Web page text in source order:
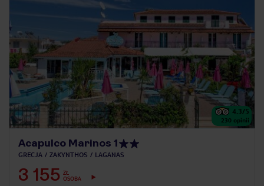
4.3/5
230 opinii
Acapulco Marinos 1
GRECJA ZAKYNTHOS LAGANAS
3 155 ZŁ
OSOBA